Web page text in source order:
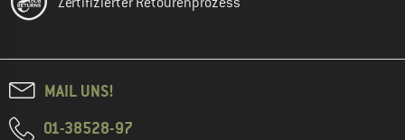
MAIL UNS!
01-38528-97